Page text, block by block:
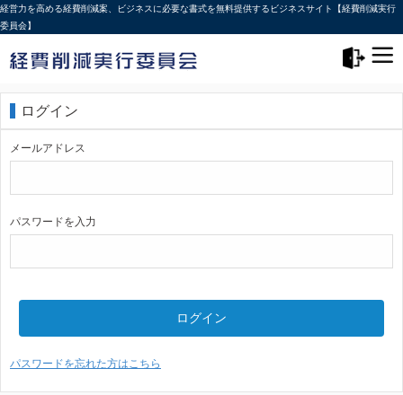
経営力を高める経費削減案、ビジネスに必要な書式を無料提供するビジネスサイト【経費削減実行
委員会】
ログイン
メールアドレス
パスワードを入力
ログイン
パスワードを忘れた方はこちら